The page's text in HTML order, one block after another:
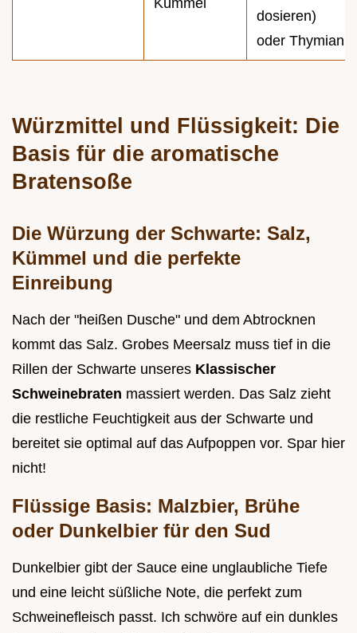
Kümmel
dosieren)
oder Thymian
Würzmittel und Flüssigkeit: Die
Basis für die aromatische
Bratensoße
Die Würzung der Schwarte: Salz,
Kümmel und die perfekte
Einreibung
Nach der "heißen Dusche" und dem Abtrocknen
kommt das Salz. Grobes Meersalz muss tief in die
Rillen der Schwarte unseres Klassischer
Schweinebraten massiert werden. Das Salz zieht
die restliche Feuchtigkeit aus der Schwarte und
bereitet sie optimal auf das Aufpoppen vor. Spar hier
nicht!
Flüssige Basis: Malzbier, Brühe
oder Dunkelbier für den Sud
Dunkelbier gibt der Sauce eine unglaubliche Tiefe
und eine leicht süßliche Note, die perfekt zum
Schweinefleisch passt. Ich schwöre auf ein dunkles